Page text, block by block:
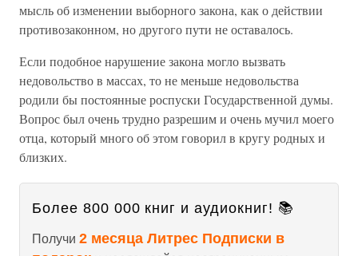
мысль об изменении выборного закона, как о действии
противозаконном, но другого пути не оставалось.
Если подобное нарушение закона могло вызвать
недовольство в массах, то не меньше недовольства
родили бы постоянные роспуски Государственной думы.
Вопрос был очень трудно разрешим и очень мучил моего
отца, который много об этом говорил в кругу родных и
близких.
Более 800 000 книг и аудиокниг! 📚
Получи 2 месяца Литрес Подписки в